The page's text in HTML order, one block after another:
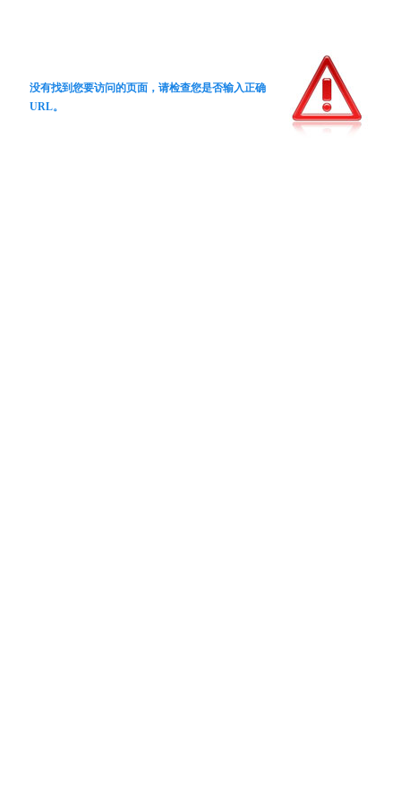
没有找到您要访问的页面，请检查您是否输入正确
URL。